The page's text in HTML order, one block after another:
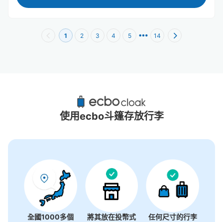
1 2 3 4 5 14
大丸心齋橋附近推薦的寄物櫃
18個投幣式置物櫃
使用ecbo斗篷存放行李
全國1000多個
將其放在投幣式
任何尺寸的行李